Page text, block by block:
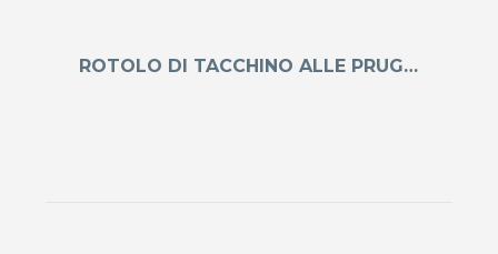
ROTOLO DI TACCHINO ALLE PRUGNE E FRUTTA SECCA